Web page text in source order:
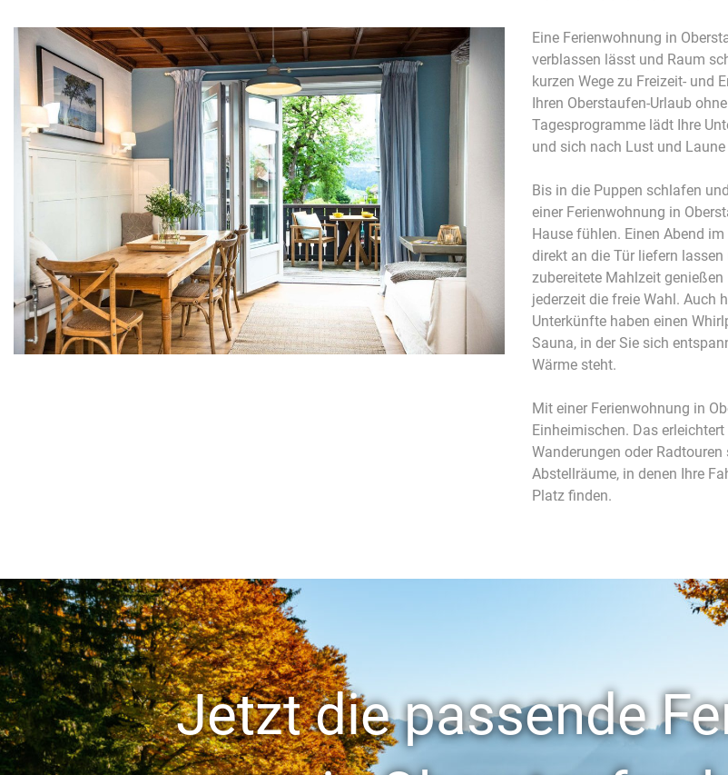
Eine Ferienwohnung in
verblassen lässt und Raum
kurzen Wege zu Freizeit- und
Ihren Oberstaufen-Urlaub
Tagesprogramme lädt Ihre
und sich nach Lust und
Bis in die Puppen schlafen
einer Ferienwohnung in
Hause fühlen. Einen Abend
direkt an die Tür liefern
zubereitete Mahlzeit
jederzeit die freie Wahl. Auch
Unterkünfte haben einen
Sauna, in der Sie sich
Wärme steht.
Mit einer Ferienwohnung in
Einheimischen. Das
Wanderungen oder
Abstellräume, in denen Ihre
Platz finden.
Jetzt die passende